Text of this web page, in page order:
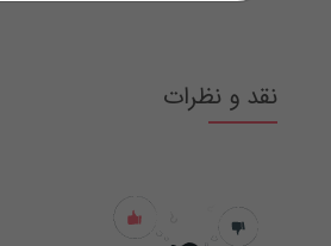
نقد و نظرات